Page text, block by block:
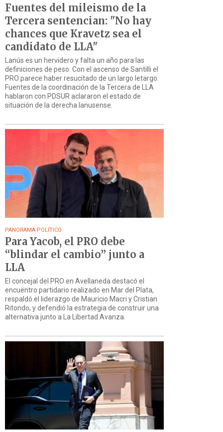
Fuentes del mileismo de la
Tercera sentencian: "No hay
chances que Kravetz sea el
candidato de LLA"
Lanús es un hervidero y falta un año para las
definiciones de peso. Con el ascenso de Santilli el
PRO parece haber resucitado de un largo letargo.
Fuentes de la coordinación de la Tercera de LLA
hablaron con PDSUR aclararon el estado de
situación de la derecha lanusense.
PANORAMA POLÍTICO
Para Yacob, el PRO debe
“blindar el cambio” junto a
LLA
El concejal del PRO en Avellaneda destacó el
encuentro partidario realizado en Mar del Plata,
respaldó el liderazgo de Mauricio Macri y Cristian
Ritondo, y defendió la estrategia de construir una
alternativa junto a La Libertad Avanza.